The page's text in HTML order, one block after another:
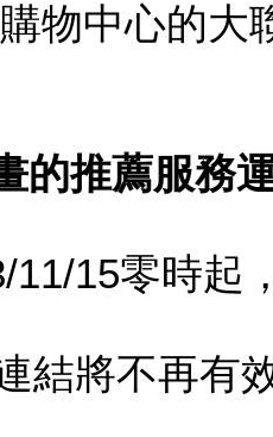
物中心的大
的推薦服務
11/15零時起
結將不再有